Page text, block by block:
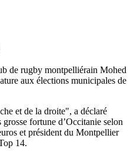
de rugby montpelliérain Mohed
aux élections municipales de
et de la droite", a déclaré
fortune d’Occitanie selon
et président du Montpellier
14.